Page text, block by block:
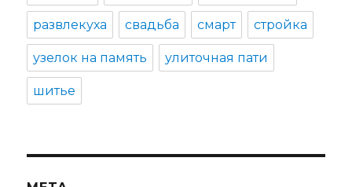
развлекуха свадьба смарт стройка
узелок на память улиточная пати
шитье